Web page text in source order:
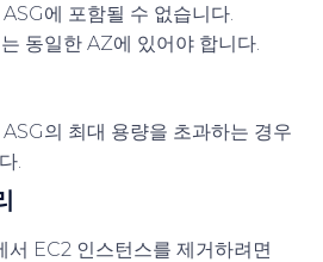
에 포함될 수 없습니다.
동일한 AZ에 있어야 합니다.
의 최대 용량을 초과하는 경우
.
서 EC2 인스턴스를 제거하려면